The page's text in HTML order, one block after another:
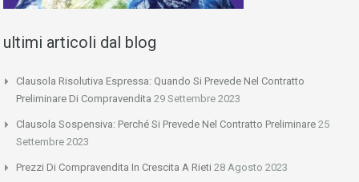
ultimi articoli dal blog
Clausola Risolutiva Espressa: Quando Si Prevede Nel Contratto
Preliminare Di Compravendita 29 Settembre 2023
Clausola Sospensiva: Perché Si Prevede Nel Contratto Preliminare 25
Settembre 2023
Prezzi Di Compravendita In Crescita A Rieti 28 Agosto 2023